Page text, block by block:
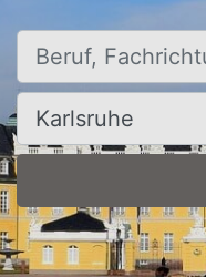
Beruf, Fachrichtung,
Ort, Stadt